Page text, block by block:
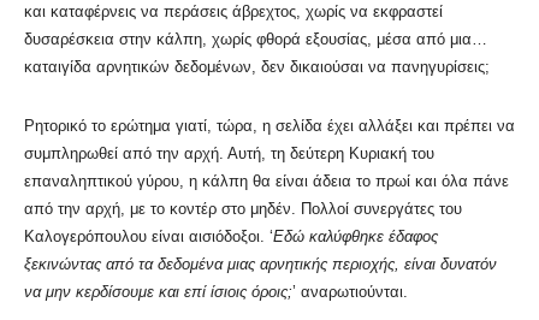
και καταφέρνεις να περάσεις άβρεχτος, χωρίς να εκφραστεί
δυσαρέσκεια στην κάλπη, χωρίς φθορά εξουσίας, μέσα από μια…
καταιγίδα αρνητικών δεδομένων, δεν δικαιούσαι να πανηγυρίσεις;
Ρητορικό το ερώτημα γιατί, τώρα, η σελίδα έχει αλλάξει και πρέπει να
συμπληρωθεί από την αρχή. Αυτή, τη δεύτερη Κυριακή του
επαναληπτικού γύρου, η κάλπη θα είναι άδεια το πρωί και όλα πάνε
από την αρχή, με το κοντέρ στο μηδέν. Πολλοί συνεργάτες του
Καλογερόπουλου είναι αισιόδοξοι. ‘Εδώ καλύφθηκε έδαφος
ξεκινώντας από τα δεδομένα μιας αρνητικής περιοχής, είναι δυνατόν
να μην κερδίσουμε και επί ίσιοις όροις;’ αναρωτιούνται.